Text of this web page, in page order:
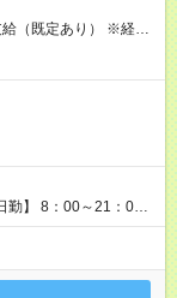
（既定あり） ※経
格・未経験／月収
万円 ［入社2年半］
ヶ月 ※ 雇用形態と給
雇用形態：本採用時
円
勤】 8：00～21：00
時から18時 ■10時か